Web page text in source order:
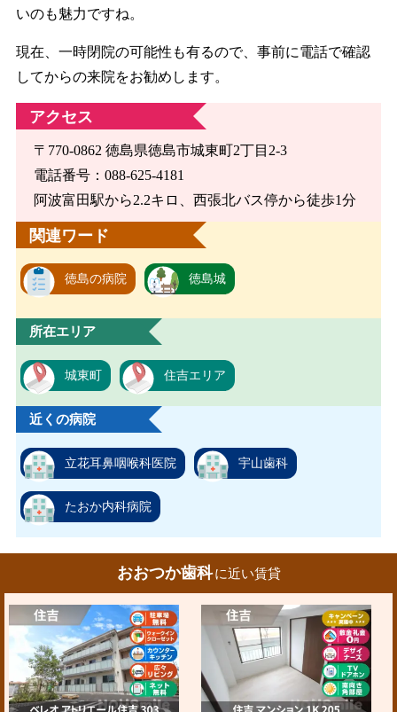
いのも魅力ですね。
現在、一時閉院の可能性も有るので、事前に電話で確認
してからの来院をお勧めします。
アクセス
〒770-0862 徳島県徳島市城東町2丁目2-3
電話番号：088-625-4181
阿波富田駅から2.2キロ、西張北バス停から徒歩1分
関連ワード
徳島の病院 徳島城
所在エリア
城東町 住吉エリア
近くの病院
立花耳鼻咽喉科医院 宇山歯科
たおか内科病院
おおつか歯科 に近い賃貸